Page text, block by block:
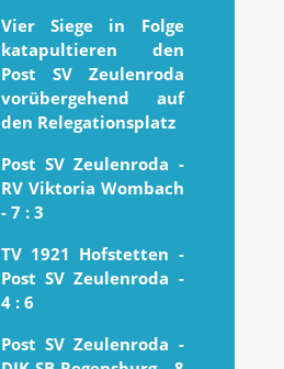
Vier Siege in Folge
katapultieren den
Post SV Zeulenroda
vorübergehend auf
den Relegationsplatz
Post SV Zeulenroda -
RV Viktoria Wombach
- 7 : 3
TV 1921 Hofstetten -
Post SV Zeulenroda -
4 : 6
Post SV Zeulenroda -